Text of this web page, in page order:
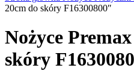
20cm do skóry F16300800″
Nożyce
skóry